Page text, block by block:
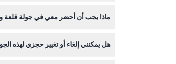
ماذا يجب أن أحضر معي في جولة قلعة
هل يمكنني إلغاء أو تغيير حجزي لهذه